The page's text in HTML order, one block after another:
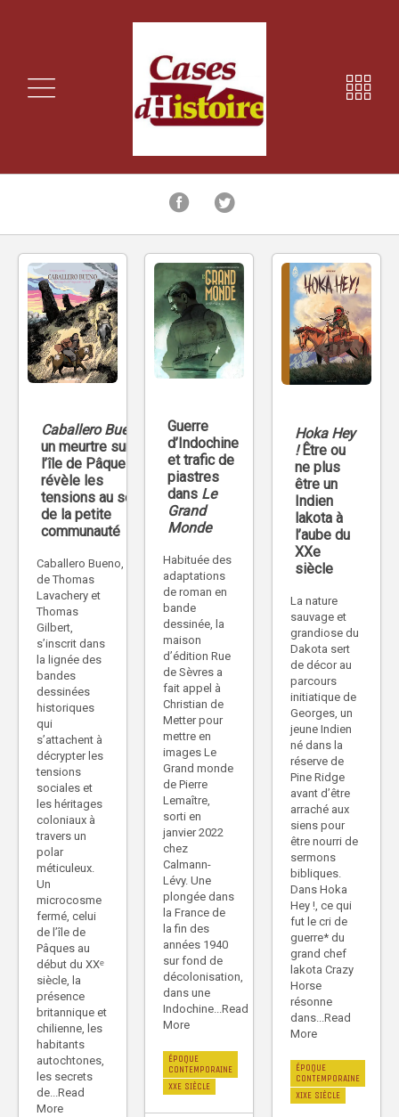
Caballero Bueno
un meurtre sur
l’île de Pâques
révèle les
tensions au sein
de la petite
communauté
Caballero Bueno,
de Thomas
Lavachery et
Thomas
Gilbert,
s’inscrit dans
la lignée des
bandes
dessinées
historiques
qui
s’attachent à
décrypter les
tensions
sociales et
les héritages
coloniaux à
travers un
polar
méticuleux.
Un
microcosme
fermé, celui
de l’île de
Pâques au
début du XXᵉ
siècle, la
présence
britannique et
chilienne, les
habitants
autochtones,
les secrets
de...Read
More
Guerre
d’Indochine
et trafic de
piastres
dans Le
Grand
Monde
Habituée des
adaptations
de roman en
bande
dessinée, la
maison
d’édition Rue
de Sèvres a
fait appel à
Christian de
Metter pour
mettre en
images Le
Grand monde
de Pierre
Lemaître,
sorti en
janvier 2022
chez
Calmann-
Lévy. Une
plongée dans
la France de
la fin des
années 1940
sur fond de
décolonisation,
dans une
Indochine...Read
More
ÉPOQUE
CONTEMPORAINE
XXE SIÈCLE
Hoka Hey
!Être ou
ne plus
être un
Indien
lakota à
l’aube du
XXe
siècle
La nature
sauvage et
grandiose du
Dakota sert
de décor au
parcours
initiatique de
Georges, un
jeune Indien
né dans la
réserve de
Pine Ridge
avant d’être
arraché aux
siens pour
être nourri de
sermons
bibliques.
Dans Hoka
Hey !, ce qui
fut le cri de
guerre* du
grand chef
lakota Crazy
Horse
résonne
dans...Read
More
ÉPOQUE
CONTEMPORAINE
XIXE SIÈCLE